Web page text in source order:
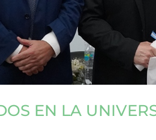
EN LA